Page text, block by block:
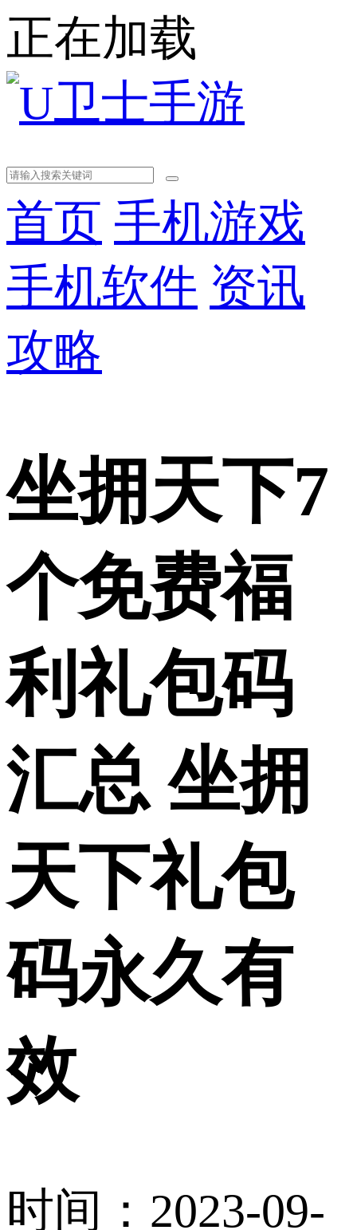
正在加载
首页 手机游戏
手机软件 资讯
攻略
坐拥天下7
个免费福
利礼包码
汇总 坐拥
天下礼包
码永久有
效
时间：2023-09-